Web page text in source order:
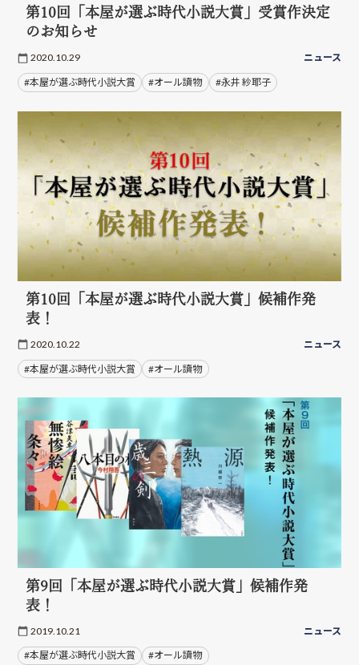
第10回「本屋が選ぶ時代小説大賞」受賞作決定
のお知らせ
2020.10.29 ニュース
#本屋が選ぶ時代小説大賞 #オール讀物 #永井 紗耶子
第10回「本屋が選ぶ時代小説大賞」候補作発
表！
2020.10.22 ニュース
#本屋が選ぶ時代小説大賞 #オール讀物
第9回「本屋が選ぶ時代小説大賞」候補作発
表！
2019.10.21 ニュース
#本屋が選ぶ時代小説大賞 #オール讀物